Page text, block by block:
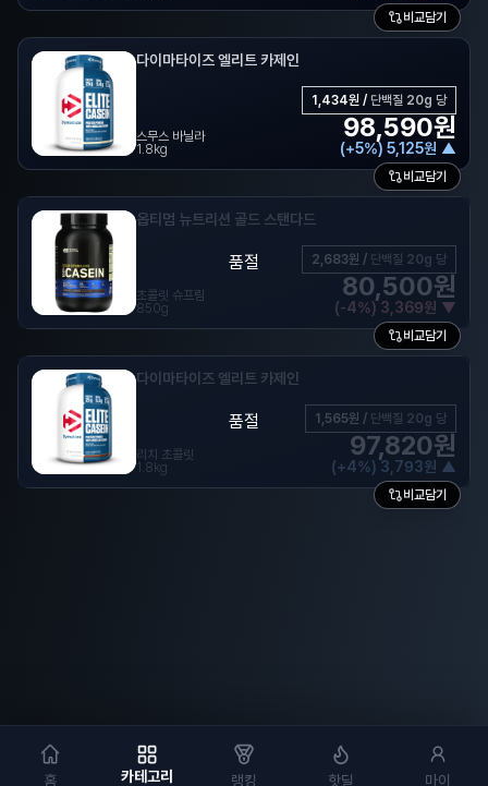
비교담기
다이마타이즈 엘리트 카제인
스무스 바닐라
1.8kg
1,434원 / 단백질 20g 당
98,590원
(+5%) 5,125원 ▲
비교담기
품절
옵티멈 뉴트리션 골드 스탠다드
초콜릿 슈프림
850g
2,683원 / 단백질 20g 당
80,500원
(-4%) 3,369원 ▼
비교담기
품절
다이마타이즈 엘리트 카제인
리치 초콜릿
1.8kg
1,565원 / 단백질 20g 당
97,820원
(+4%) 3,793원 ▲
비교담기
홈 카테고리 랭킹 핫딜 마이